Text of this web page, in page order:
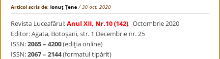
Articol scris de:Ionuț Țene / 30 oct. 2020
Revista Luceafărul:Anul XII, Nr.10 (142), Octombrie 2020
Editor: Agata, Botoșani, str. 1 Decembrie nr. 25
ISSN:2065 – 4200(ediţia online)
ISSN:2067 – 2144(formatul tipărit)